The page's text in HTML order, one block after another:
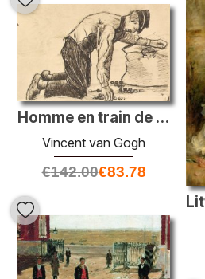
Homme en train de mettre des pommes de terre dans un sac
Vincent van Gogh
€142.00€83.78